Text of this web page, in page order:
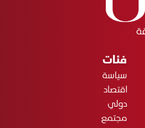
فئات
سياسة
اقتصاد
دولي
مجتمع